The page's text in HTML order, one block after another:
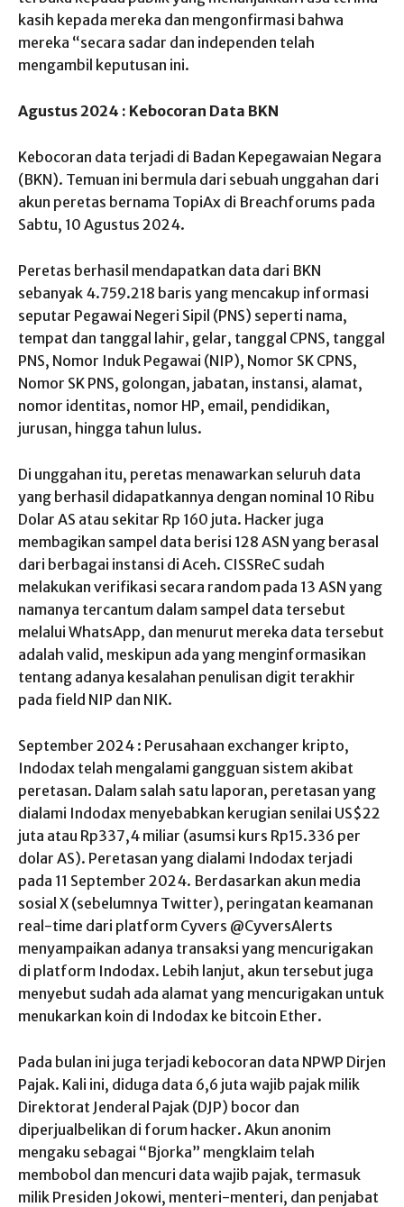
kasih kepada mereka dan mengonfirmasi bahwa
mereka “secara sadar dan independen telah
mengambil keputusan ini.
Agustus 2024 : Kebocoran Data BKN
Kebocoran data terjadi di Badan Kepegawaian Negara
(BKN). Temuan ini bermula dari sebuah unggahan dari
akun peretas bernama TopiAx di Breachforums pada
Sabtu, 10 Agustus 2024.
Peretas berhasil mendapatkan data dari BKN
sebanyak 4.759.218 baris yang mencakup informasi
seputar Pegawai Negeri Sipil (PNS) seperti nama,
tempat dan tanggal lahir, gelar, tanggal CPNS, tanggal
PNS, Nomor Induk Pegawai (NIP), Nomor SK CPNS,
Nomor SK PNS, golongan, jabatan, instansi, alamat,
nomor identitas, nomor HP, email, pendidikan,
jurusan, hingga tahun lulus.
Di unggahan itu, peretas menawarkan seluruh data
yang berhasil didapatkannya dengan nominal 10 Ribu
Dolar AS atau sekitar Rp 160 juta. Hacker juga
membagikan sampel data berisi 128 ASN yang berasal
dari berbagai instansi di Aceh. CISSReC sudah
melakukan verifikasi secara random pada 13 ASN yang
namanya tercantum dalam sampel data tersebut
melalui WhatsApp, dan menurut mereka data tersebut
adalah valid, meskipun ada yang menginformasikan
tentang adanya kesalahan penulisan digit terakhir
pada field NIP dan NIK.
September 2024 : Perusahaan exchanger kripto,
Indodax telah mengalami gangguan sistem akibat
peretasan. Dalam salah satu laporan, peretasan yang
dialami Indodax menyebabkan kerugian senilai US$22
juta atau Rp337,4 miliar (asumsi kurs Rp15.336 per
dolar AS). Peretasan yang dialami Indodax terjadi
pada 11 September 2024. Berdasarkan akun media
sosial X (sebelumnya Twitter), peringatan keamanan
real-time dari platform Cyvers @CyversAlerts
menyampaikan adanya transaksi yang mencurigakan
di platform Indodax. Lebih lanjut, akun tersebut juga
menyebut sudah ada alamat yang mencurigakan untuk
menukarkan koin di Indodax ke bitcoin Ether.
Pada bulan ini juga terjadi kebocoran data NPWP Dirjen
Pajak. Kali ini, diduga data 6,6 juta wajib pajak milik
Direktorat Jenderal Pajak (DJP) bocor dan
diperjualbelikan di forum hacker. Akun anonim
mengaku sebagai “Bjorka” mengklaim telah
membobol dan mencuri data wajib pajak, termasuk
milik Presiden Jokowi, menteri-menteri, dan penjabat